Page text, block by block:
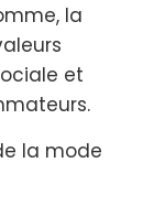
la
et